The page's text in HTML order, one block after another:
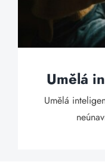
Umělá
Umělá